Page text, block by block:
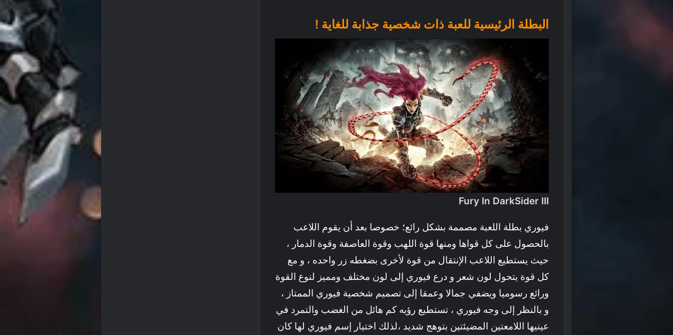
البطلة الرئيسية للعبة ذات شخصية جذابة للغاية !
Fury In DarkSider III
فيوري بطلة اللعبة مصممة بشكل رائع؛ خصوصا بعد أن يقوم اللاعب
بالحصول على كل قواها ومنها قوة اللهب وقوة العاصفة وقوة الدمار ،
حيث يستطيع اللاعب الإنتقال من قوة لأخرى بضغطه زر واحده ، و مع
كل قوة يتحول لون شعر و درع فيوري إلى لون مختلف ومميز لنوع القوة
ورائع رسوميا ويضفي جمالا وعمقا إلى تصميم شخصية فيوري الممتاز ،
و بالنظر إلى وجه فيوري ، تستطيع رؤيه كم هائل من الغضب والتمرد في
عينيها اللامعتين المضيئتين بتوهج شديد ،لذلك اختيار إسم فيوري لها كان